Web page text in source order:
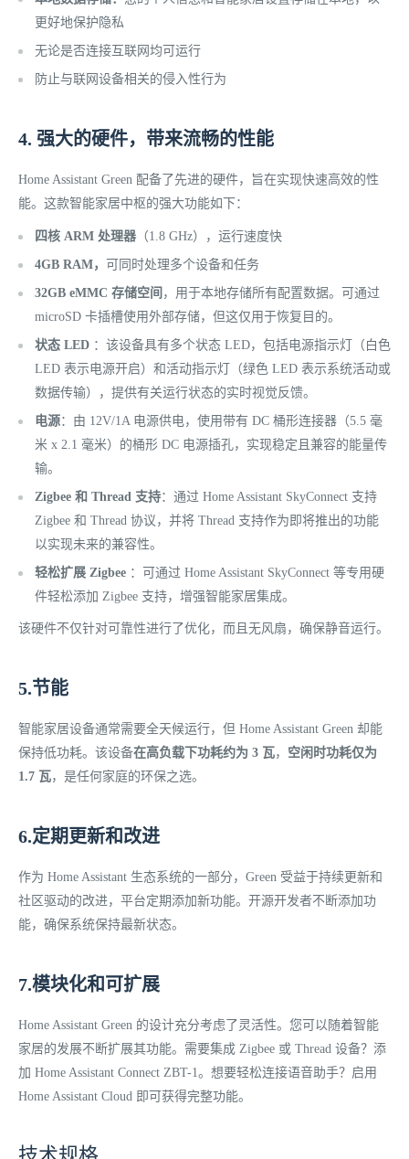
更好地保护隐私
无论是否连接互联网均可运行
防止与联网设备相关的侵入性行为
4. 强大的硬件，带来流畅的性能
Home Assistant Green 配备了先进的硬件，旨在实现快速高效的性
能。这款智能家居中枢的强大功能如下：
四核 ARM 处理器 （1.8 GHz），运行速度快
4GB RAM， 可同时处理多个设备和任务
32GB eMMC 存储空间 ，用于本地存储所有配置数据。可通过
microSD 卡插槽使用外部存储，但这仅用于恢复目的。
状态 LED ：该设备具有多个状态 LED，包括电源指示灯（白色
LED 表示电源开启）和活动指示灯（绿色 LED 表示系统活动或
数据传输），提供有关运行状态的实时视觉反馈。
电源：由 12V/1A 电源供电，使用带有 DC 桶形连接器（5.5 毫
米 x 2.1 毫米）的桶形 DC 电源插孔，实现稳定且兼容的能量传
输。
Zigbee 和 Thread 支持：通过 Home Assistant SkyConnect 支持
Zigbee 和 Thread 协议，并将 Thread 支持作为即将推出的功能
以实现未来的兼容性。
轻松扩展 Zigbee ：可通过 Home Assistant SkyConnect 等专用硬
件轻松添加 Zigbee 支持，增强智能家居集成。
该硬件不仅针对可靠性进行了优化，而且无风扇，确保静音运行。
5.节能
智能家居设备通常需要全天候运行，但 Home Assistant Green 却能
保持低功耗。该设备在高负载下功耗约为 3 瓦， 空闲时功耗仅为
1.7 瓦，是任何家庭的环保之选。
6.定期更新和改进
作为 Home Assistant 生态系统的一部分，Green 受益于持续更新和
社区驱动的改进，平台定期添加新功能。开源开发者不断添加功
能，确保系统保持最新状态。
7.模块化和可扩展
Home Assistant Green 的设计充分考虑了灵活性。您可以随着智能
家居的发展不断扩展其功能。需要集成 Zigbee 或 Thread 设备？添
加 Home Assistant Connect ZBT-1。想要轻松连接语音助手？启用
Home Assistant Cloud 即可获得完整功能。